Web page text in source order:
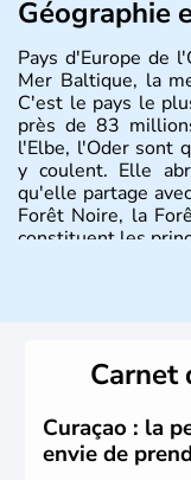
Géographie
Pays d'Europe de
Mer Baltique, la
C'est le pays le
près de 83
l'Elbe, l'Oder sont
y coulent. Elle
qu'elle partage
Forêt Noire, la
constituent les
lesquelles
peut se targuer de
les domaines,
philosophie. Hertz,
Herman Hesse ou
Carnet
Curaçao : la
envie de